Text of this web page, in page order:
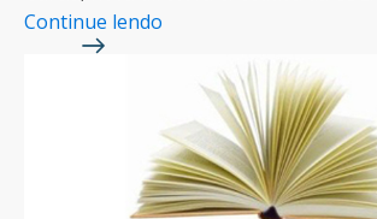
Continue lendo